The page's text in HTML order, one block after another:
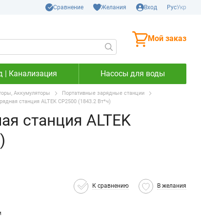
Сравнение Желания Вход РусУкр
Мой заказ
| Канализация Насосы для воды
Аккумуляторы
Портативные зарядные станции
станция ALTEK CP2500 (1843.2 Вт*ч)
станция ALTEK
К сравнению В желания